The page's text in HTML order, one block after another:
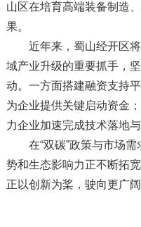
山区在培育高端装备制造
果。
近年来，蜀山经开区将
域产业升级的重要抓手，
动。一方面搭建融资支持
为企业提供关键启动资金
力企业加速完成技术落地与
在“双碳”政策与市场需
势和生态影响力正不断拓
正以创新为桨，驶向更广阔
吴